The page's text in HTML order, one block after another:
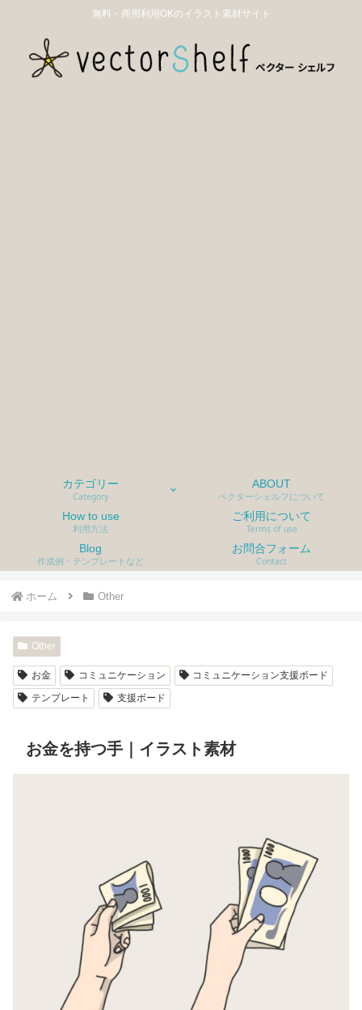
無料・商用利用OKのイラスト素材サイト
カテゴリー
Category
ABOUT
ベクターシェルフについて
How to use
利用方法
ご利用について
Terms of use
Blog
作成例・テンプレートなど
お問合フォーム
Contact
ホーム Other
Other
お金 コミュニケーション
コミュニケーション支援ボード
テンプレート
支援ボード
お金を持つ手｜イラスト素材